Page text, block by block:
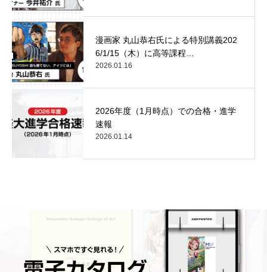
漫画家 丸山恭右氏による特別講義202
6/1/15（木）に高等課程…
2026.01.16
2026年度（1月時点）での合格・進学
速報
2026.01.14